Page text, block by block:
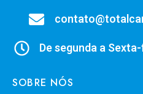
De segunda a
SOBRE NÓS